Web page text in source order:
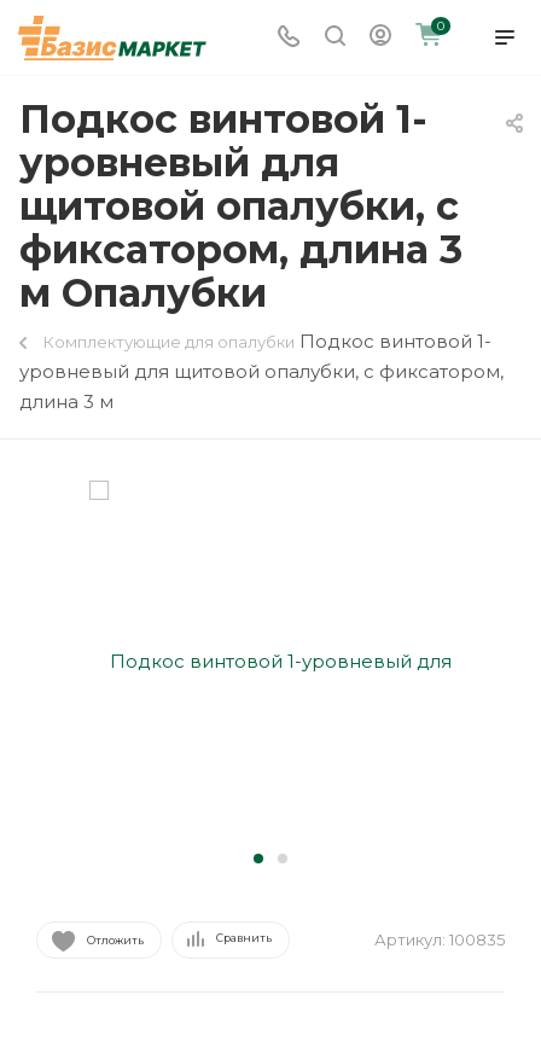
0
Подкос винтовой 1-
уровневый для
щитовой опалубки, с
фиксатором, длина 3
м Опалубки
Комплектующие для опалубки Подкос винтовой 1-
уровневый для щитовой опалубки, с фиксатором,
длина 3 м
Отложить Сравнить Артикул: 100835